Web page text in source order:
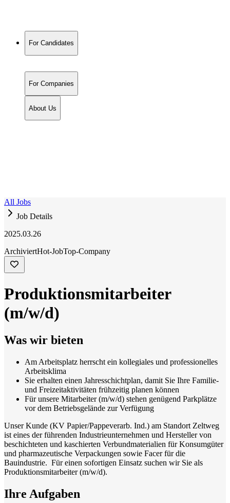
For Candidates
For Companies
About Us
All Jobs
Job Details
2025.03.26
ArchiviertHot-JobTop-Company
Produktionsmitarbeiter
(m/w/d)
Was wir bieten
Am Arbeitsplatz herrscht ein kollegiales und professionelles
Arbeitsklima
Sie erhalten einen Jahresschichtplan, damit Sie Ihre Familie-
und Freizeitaktivitäten frühzeitig planen können
Für unsere Mitarbeiter (m/w/d) stehen genügend Parkplätze
vor dem Betriebsgelände zur Verfügung
Unser Kunde (KV Papier/Pappeverarb. Ind.) am Standort Zeltweg
ist eines der führenden Industrieunternehmen und Hersteller von
beschichteten und kaschierten Verbundmaterialien für Konsumgüter
und pharmazeutische Verpackungen sowie Facer für die
Bauindustrie. Für einen sofortigen Einsatz suchen wir Sie als
Produktionsmitarbeiter (m/w/d).
Ihre Aufgaben